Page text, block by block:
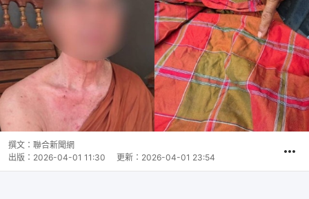
撰文： 聯合新聞網
出版： 2026-04-01 11:30 更新： 2026-04-01 23:54